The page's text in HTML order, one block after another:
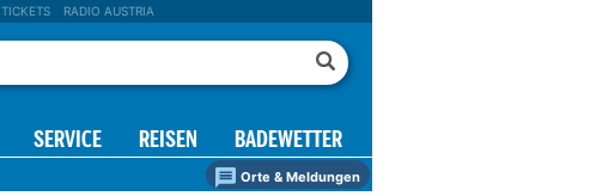
TICKETS RADIO AUSTRIA
SERVICE REISEN BADEWETTER
Orte & Meldungen